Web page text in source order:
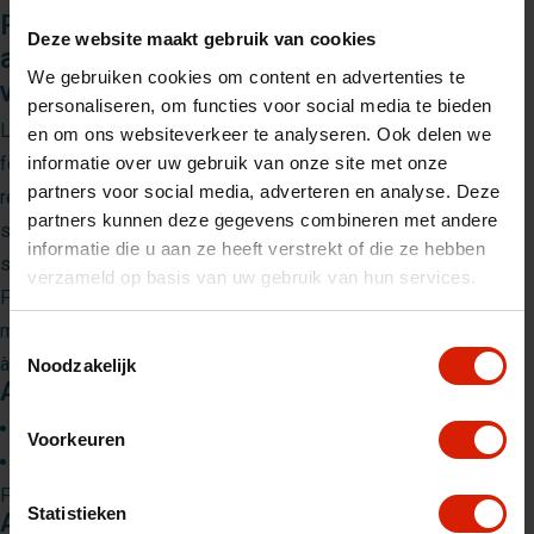
Deze website maakt gebruik van cookies
We gebruiken cookies om content en advertenties te
personaliseren, om functies voor social media te bieden
en om ons websiteverkeer te analyseren. Ook delen we
informatie over uw gebruik van onze site met onze
partners voor social media, adverteren en analyse. Deze
partners kunnen deze gegevens combineren met andere
informatie die u aan ze heeft verstrekt of die ze hebben
verzameld op basis van uw gebruik van hun services.
Noodzakelijk
Voorkeuren
Statistieken
Plateau Rollz Air & Rollz Flow –
accessoire en bambou pratique pour
votre déambulateur
Le plateauRollz Air&Rollz Flowest un accessoire
fonctionnel en bambou conçu pour transporter facilement vos
repas, boissons ou objets personnels. Il se place solidement
sur le siège du Rollz Air ou du Rollz Flow, offrant une surface
stable lors de vos déplacements ou à l’arrêt.
Facile à installer et à retirer, il est idéal pour une utilisation à la
maison ou en déplacement, afin de garder vos affaires toujours
à portée de main.
Attention
Petite taille
: pour Rollz Air (Small) et Rollz Flow (Small)
: pour Rollz Air (Regular/Standard) et Rollz
Flow (Regular)
Avantages